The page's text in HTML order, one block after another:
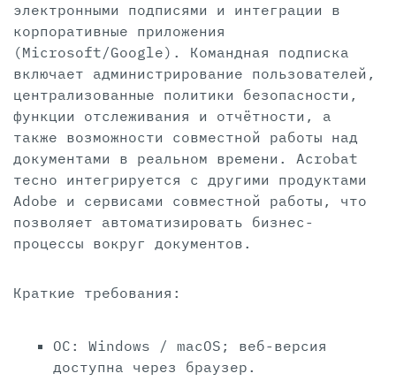
электронными подписями и интеграции в
корпоративные приложения
(Microsoft/Google). Командная подписка
включает администрирование пользователей,
централизованные политики безопасности,
функции отслеживания и отчётности, а
также возможности совместной работы над
документами в реальном времени. Acrobat
тесно интегрируется с другими продуктами
Adobe и сервисами совместной работы, что
позволяет автоматизировать бизнес-
процессы вокруг документов.
Краткие требования:
ОС: Windows / macOS; веб-версия
доступна через браузер.